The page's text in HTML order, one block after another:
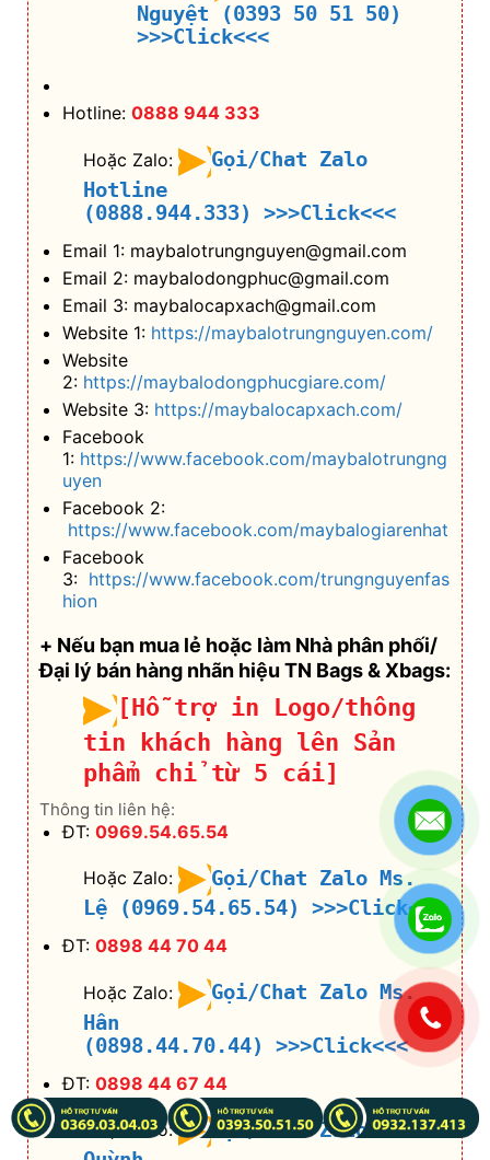
Nguyệt (0393 50 51 50)
>>>Click<<<
Hotline: 0888 944 333
Hoặc Zalo:
Gọi/Chat Zalo
Hotline
(0888.944.333)
>>>Click<<<
Email 1: maybalotrungnguyen@gmail.com
Email 2: maybalodongphuc@gmail.com
Email 3: maybalocapxach@gmail.com
Website 1: https://maybalotrungnguyen.com/
Website
2: https://maybalodongphucgiare.com/
Website 3: https://maybalocapxach.com/
Facebook
1: https://www.facebook.com/maybalotrungng
uyen
Facebook 2:
https://www.facebook.com/maybalogiarenhat
Facebook
3: https://www.facebook.com/trungnguyenfas
hion
+ Nếu bạn mua lẻ hoặc làm Nhà phân phối/
Đại lý bán hàng nhãn hiệu TN Bags & Xbags:
[Hỗ trợ in Logo/thông
tin khách hàng lên Sản
phẩm chỉ từ 5 cái]
Thông tin liên hệ:
ĐT: 0969.54.65.54
Hoặc Zalo:
Gọi/Chat Zalo Ms.
Lệ (0969.54.65.54)
>>>Click<<<
ĐT: 0898 44 70 44
Hoặc Zalo:
Gọi/Chat Zalo Ms.
Hân
(0898.44.70.44)
>>>Click<<<
ĐT: 0898 44 67 44
Hoặc Zalo:
Gọi/Chat Zalo Ms.
.